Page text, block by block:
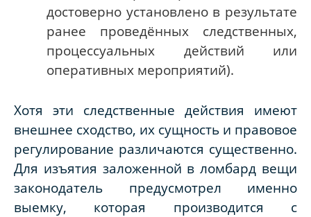
достоверно установлено в результате
ранее проведённых следственных,
процессуальных действий или
оперативных мероприятий).
Хотя эти следственные действия имеют
внешнее сходство, их сущность и правовое
регулирование различаются существенно.
Для изъятия заложенной в ломбард вещи
законодатель предусмотрел именно
выемку, которая производится с